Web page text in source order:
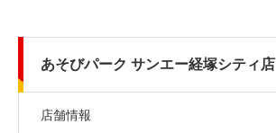
あそびパーク サンエー経塚シティ店
店舗情報